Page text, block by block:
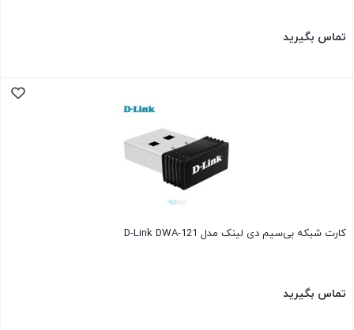
تماس بگیرید
کارت شبکه بی‌سیم دی لینک مدل D-Link DWA-121
تماس بگیرید